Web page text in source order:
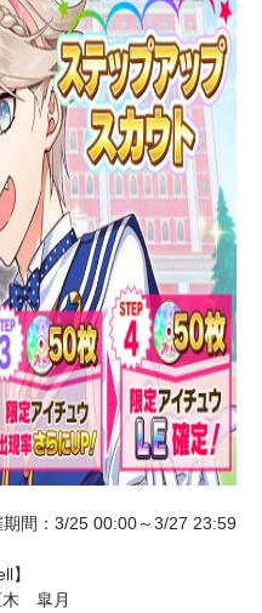
間：3/25 00:00～3/27 23:59
】
木 皐月